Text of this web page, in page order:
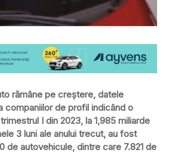
rămâne pe creștere, datele
companiilor de profil indicând o
I din 2023, la 1,985 miliarde
3 luni ale anului trecut, au fost
de autovehicule, dintre care 7.821 de